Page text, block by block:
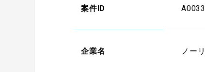
案件ID
企業名 ノー